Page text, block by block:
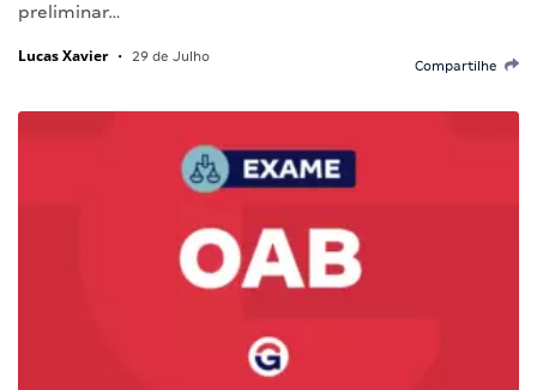
preliminar…
Lucas Xavier • 29 de Julho
Compartilhe